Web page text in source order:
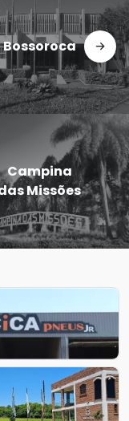
Doutor
Maurício
Cardoso
Eugênio de
Castro